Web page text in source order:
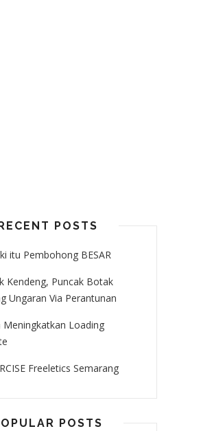
RECENT POSTS
itu Pembohong BESAR
Kendeng, Puncak Botak
Ungaran Via Perantunan
Meningkatkan Loading
Freeletics Semarang
POSTS